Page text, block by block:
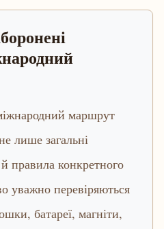
маршрут
лише загальні
правила конкретного
уважно перевіряються
батареї, магніти,